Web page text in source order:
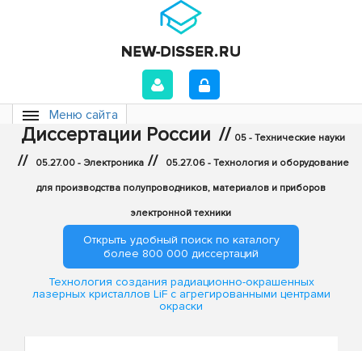
Меню сайта
Диссертации России // 05 - Технические науки
// 05.27.00 - Электроника // 05.27.06 - Технология и оборудование
для производства полупроводников, материалов и приборов
электронной техники
Открыть удобный поиск по каталогу
более 800 000 диссертаций
Технология создания радиационно-окрашенных
лазерных кристаллов LiF с агрегированными центрами
окраски